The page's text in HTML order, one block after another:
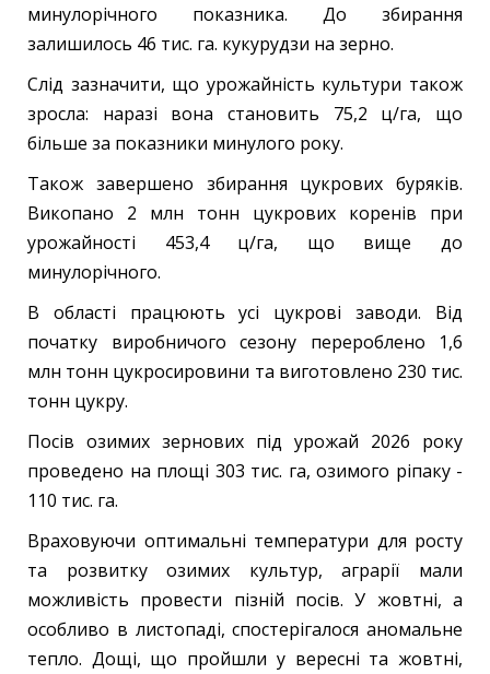
минулорічного показника. До збирання
залишилось 46 тис. га. кукурудзи на зерно.
Слід зазначити, що урожайність культури також
зросла: наразі вона становить 75,2 ц/га, що
більше за показники минулого року.
Також завершено збирання цукрових буряків.
Викопано 2 млн тонн цукрових коренів при
урожайності 453,4 ц/га, що вище до
минулорічного.
В області працюють усі цукрові заводи. Від
початку виробничого сезону перероблено 1,6
млн тонн цукросировини та виготовлено 230 тис.
тонн цукру.
Посів озимих зернових під урожай 2026 року
проведено на площі 303 тис. га, озимого ріпаку -
110 тис. га.
Враховуючи оптимальні температури для росту
та розвитку озимих культур, аграрії мали
можливість провести пізній посів. У жовтні, а
особливо в листопаді, спостерігалося аномальне
тепло. Дощі, що пройшли у вересні та жовтні,